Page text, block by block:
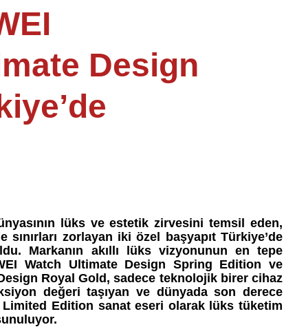
Design
lüks ve estetik zirvesini temsil eden,
sınırları zorlayan iki özel başyapıt Türkiye’de
Markanın akıllı lüks vizyonunun en tepe
Watch Ultimate Design Spring Edition ve
Royal Gold, sadece teknolojik birer cihaz
değeri taşıyan ve dünyada son derece
Limited Edition sanat eseri olarak lüks tüketim